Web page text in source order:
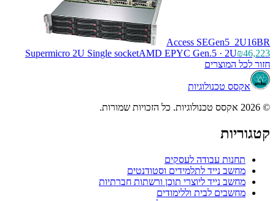
Access
Supermicro 2U Single socketAMD EPYC
לעסקים
לתלמידים וסטודנטים
ליוצרי תוכן ורשתות חברתיות
וללימודים